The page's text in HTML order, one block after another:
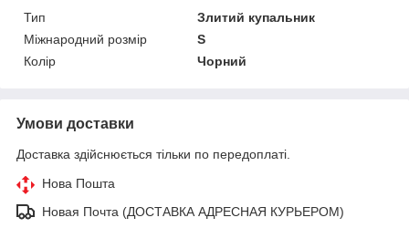
Тип
Злитий купальник
Міжнародний розмір
S
Колір
Чорний
Умови доставки
Доставка здійснюється тільки по передоплаті.
Нова Пошта
Новая Почта (ДОСТАВКА АДРЕСНАЯ КУРЬЕРОМ)